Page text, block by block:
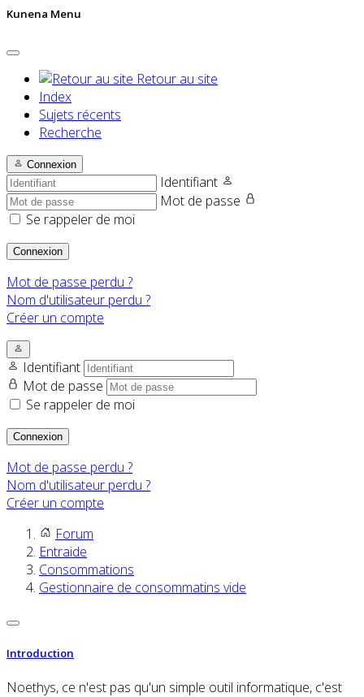
Kunena Menu
Retour au site
Index
Sujets récents
Recherche
Connexion
Identifiant
Mot de passe
Se rappeler de moi
Connexion
Mot de passe perdu ?
Nom d'utilisateur perdu ?
Créer un compte
Identifiant
Mot de passe
Se rappeler de moi
Connexion
Mot de passe perdu ?
Nom d'utilisateur perdu ?
Créer un compte
Forum
Entraide
Consommations
Gestionnaire de consommatins vide
Introduction
Noethys, ce n'est pas qu'un simple outil informatique, c'est